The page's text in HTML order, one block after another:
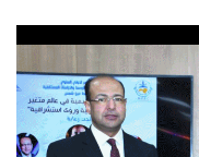
الطلاب
هيئة التدريس
الدراسات العليا